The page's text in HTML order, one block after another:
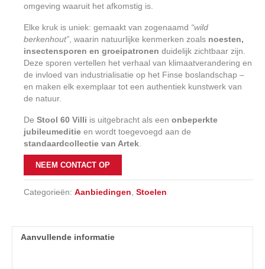
omgeving waaruit het afkomstig is.
Elke kruk is uniek: gemaakt van zogenaamd “wild
berkenhout”, waarin natuurlijke kenmerken zoals noesten,
insectensporen en groeipatronen duidelijk zichtbaar zijn.
Deze sporen vertellen het verhaal van klimaatverandering en
de invloed van industrialisatie op het Finse boslandschap –
en maken elk exemplaar tot een authentiek kunstwerk van
de natuur.
DeStool 60 Villi is uitgebracht als eenonbeperkte
jubileumeditie en wordt toegevoegd aan de
standaardcollectie van Artek.
NEEM CONTACT OP
Categorieën:Aanbiedingen,Stoelen
Aanvullende informatie